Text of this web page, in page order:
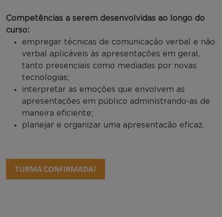
Competências a serem desenvolvidas ao longo do
curso:
empregar técnicas de comunicação verbal e não
verbal aplicáveis às apresentações em geral,
tanto presenciais como mediadas por novas
tecnologias;
interpretar as emoções que envolvem as
apresentações em público administrando-as de
maneira eficiente;
planejar e organizar uma apresentação eficaz.